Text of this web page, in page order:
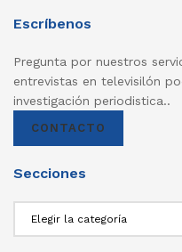
Escríbenos
Pregunta por nuestros
entrevistas en televisilón
investigación periodistica..
CONTACTO
Secciones